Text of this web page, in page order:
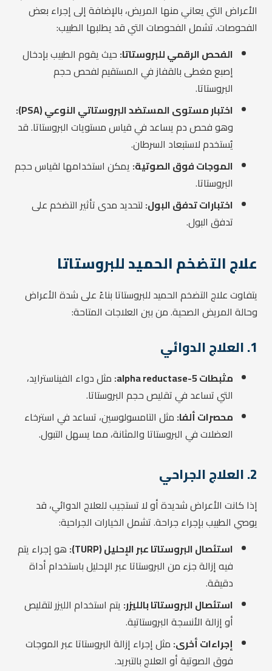
الأعراض التي يعاني منها المريض، بالإضافة إلى إجراء بعض
الفحوصات. تشمل الفحوصات التي قد يطلبها الطبيب:
الفحص الرقمي للبروستاتا: حيث يقوم الطبيب بإدخال
إصبع مغطى بالقفاز في المستقيم لفحص حجم
البروستاتا.
اختبار مستوى المستضد البروستاتي النوعي (PSA):
وهو فحص دم يساعد في قياس مستويات البروستاتا. قد
يُستخدم لاستبعاد السرطان.
الموجات فوق الصوتية: يمكن استخدامها لقياس حجم
البروستاتا.
اختبارات تدفق البول: لتحديد مدى تأثير التضخم على
تدفق البول.
علاج التضخم الحميد للبروستاتا
يتفاوت علاج التضخم الحميد للبروستاتا بناءً على شدة الأعراض
وحالة المريض الصحية. من بين العلاجات المتاحة:
1. العلاج الدوائي
مثبطات 5-alpha reductase:
مثل دواء الفيناسترايد،
التي تساعد في تقليص حجم البروستاتا.
محصرات ألفا: مثل التامسولوسين، تساعد في استرخاء
العضلات في البروستاتا والمثانة، مما يسهل التبول.
2. العلاج الجراحي
إذا كانت الأعراض شديدة أو لا تستجيب للعلاج الدوائي، قد
يوصي الطبيب بإجراء جراحة. تشمل الخيارات الجراحية:
استئصال البروستاتا عبر الإحليل (TURP):
هو إجراء يتم
فيه إزالة جزء من البروستاتا عبر الإحليل باستخدام أداة
دقيقة.
استئصال البروستاتا بالليزر: يتم استخدام الليزر لتقليص
أو إزالة الأنسجة البروستاتية.
إجراءات أخرى: مثل إجراء إزالة البروستاتا عبر الموجات
فوق الصوتية أو العلاج بالتبريد.